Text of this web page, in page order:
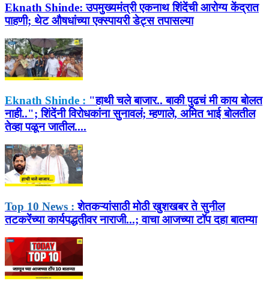
Eknath Shinde: उपमुख्यमंत्री एकनाथ शिंदेंची आरोग्य केंद्रात
पाहणी; थेट औषधांच्या एक्स्पायरी डेट्स तपासल्या
Eknath Shinde : "हाथी चले बाजार.. बाकी पुढचं मी काय बोलत
नाही.."; शिंदेंनी विरोधकांना सुनावलं; म्हणाले, अमित भाई बोलतील
तेव्हा पळून जातील....
Top 10 News : शेतकऱ्यांसाठी मोठी खुशखबर ते सुनील
तटकरेंच्या कार्यपद्धतीवर नाराजी...; वाचा आजच्या टॉप दहा बातम्या